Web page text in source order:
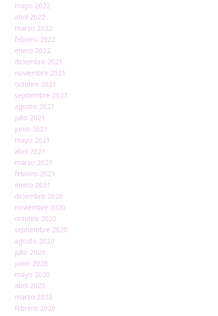
mayo 2022
abril 2022
marzo 2022
febrero 2022
enero 2022
diciembre 2021
noviembre 2021
octubre 2021
septiembre 2021
agosto 2021
julio 2021
junio 2021
mayo 2021
abril 2021
marzo 2021
febrero 2021
enero 2021
diciembre 2020
noviembre 2020
octubre 2020
septiembre 2020
agosto 2020
julio 2020
junio 2020
mayo 2020
abril 2020
marzo 2020
febrero 2020